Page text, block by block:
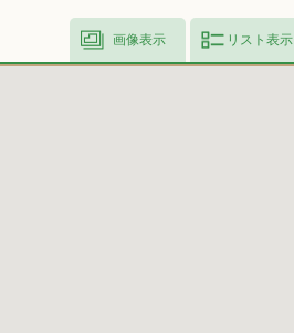
画像表示 リスト表示
ログイン